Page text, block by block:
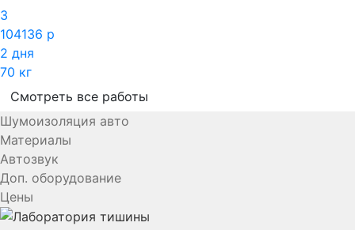
3
104136 р
2 дня
70 кг
Смотреть все работы
Шумоизоляция авто
Материалы
Автозвук
Доп. оборудование
Цены